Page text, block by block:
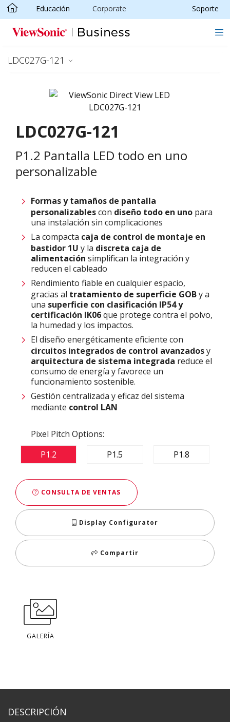
Skip to main content
Educación Corporate Soporte
LDC027G-121
LDC027G-121
P1.2 Pantalla LED todo en uno
personalizable
Formas y tamaños de pantalla
personalizablescon diseño todo en uno para
una instalación sin complicaciones
La compacta caja de control de montaje en
bastidor 1U y la discreta caja de
alimentación simplifican la integración y
reducen el cableado
Rendimiento fiable en cualquier espacio,
gracias al tratamiento de superficie GOBy a
una superficie con clasificación IP54 y
certificación IK06que protege contra el polvo,
la humedad y los impactos.
El diseño energéticamente eficiente con
circuitos integrados de control avanzadosy
arquitectura de sistema integrada reduce el
consumo de energía y favorece un
funcionamiento sostenible.
Gestión centralizada y eficaz del sistema
mediante control LAN
Pixel Pitch Options:
P1.2
P1.5 P1.8
CONSULTA DE VENTAS
Display Configurator
Compartir
GALERÍA
DESCRIPCIÓN